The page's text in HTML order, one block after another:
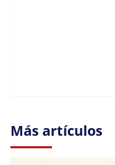
Más artículos